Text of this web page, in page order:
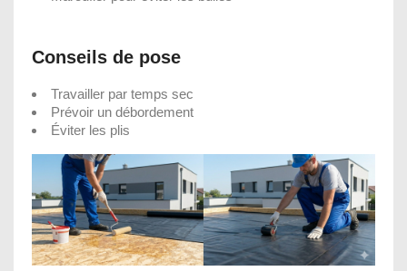
Conseils de pose
Travailler par temps sec
Prévoir un débordement
Éviter les plis